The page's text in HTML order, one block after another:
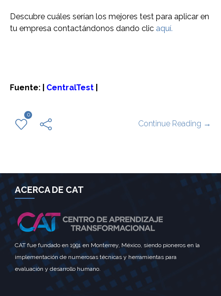
Descubre cuáles serían los mejores test para aplicar en
tu empresa contactándonos dando clic aquí.
Fuente: | CentralTest
0
Continue Reading →
ACERCA DE CAT
CAT fue fundado en 1991 en Monterrey, México, siendo pioneros en la
implementación de numerosas técnicas y herramientas para
evaluación y desarrollo humano.